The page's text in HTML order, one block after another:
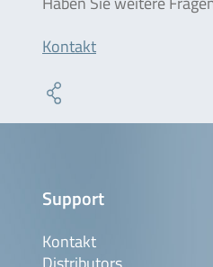
Kontakt
Support
Kontakt